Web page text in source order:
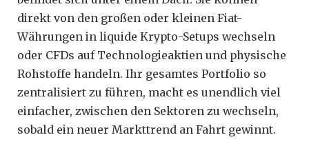
direkt von den großen oder kleinen Fiat-
Währungen in liquide Krypto-Setups wechseln
oder CFDs auf Technologieaktien und physische
Rohstoffe handeln. Ihr gesamtes Portfolio so
zentralisiert zu führen, macht es unendlich viel
einfacher, zwischen den Sektoren zu wechseln,
sobald ein neuer Markttrend an Fahrt gewinnt.